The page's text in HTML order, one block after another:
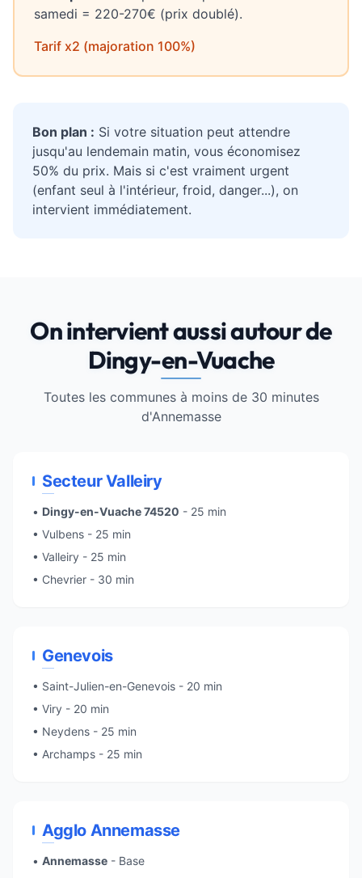
samedi = 220-270€ (prix doublé).
Tarif x2 (majoration 100%)
Bon plan : Si votre situation peut attendre
jusqu'au lendemain matin, vous économisez
50% du prix. Mais si c'est vraiment urgent
(enfant seul à l'intérieur, froid, danger...), on
intervient immédiatement.
On intervient aussi autour de
Dingy-en-Vuache
Toutes les communes à moins de 30 minutes
d'Annemasse
Secteur Valleiry
• Dingy-en-Vuache 74520 - 25 min
• Vulbens - 25 min
• Valleiry - 25 min
• Chevrier - 30 min
Genevois
• Saint-Julien-en-Genevois - 20 min
• Viry - 20 min
• Neydens - 25 min
• Archamps - 25 min
Agglo Annemasse
• Annemasse - Base